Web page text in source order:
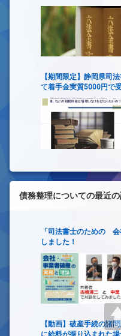
【期間限定】静岡県司
て着手金実質5000円で
債務整理についての最近
「司法書士のための
しました！
【動画】破産手続の諸
に給料が振り込まれた